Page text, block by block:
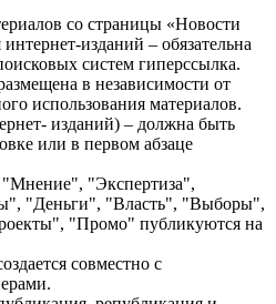
со страницы «Новости
изданий – обязательна
систем гиперссылка.
в независимости от
использования материалов.
изданий) – должна быть
или в первом абзаце
"Экспертиза",
"Деньги", "Власть", "Выборы",
"Промо" публикуются на
совместно с